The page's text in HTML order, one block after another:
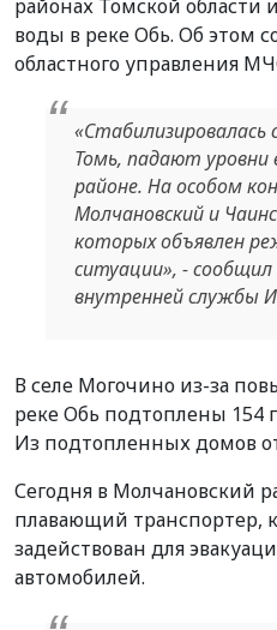
районах Томской области
воды в реке Обь. Об этом
областного управления
«Стабилизировалась
Томь, падают уровни
районе. На особом
Молчановский и
которых объявлен
ситуации», -
внутренней службы
В селе Могочино из-за
реке Обь подтоплены
Из подтопленных домов
Сегодня в Молчановский
плавающий транспортер,
задействован для
автомобилей.